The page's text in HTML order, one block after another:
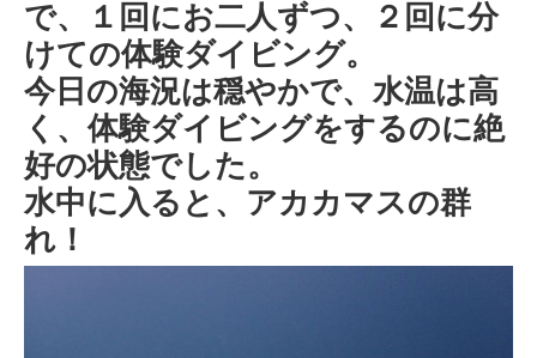
で、１回にお二人ずつ、２回に分
けての体験ダイビング。
今日の海況は穏やかで、水温は高
く、体験ダイビングをするのに絶
好の状態でした。
水中に入ると、アカカマスの群
れ！